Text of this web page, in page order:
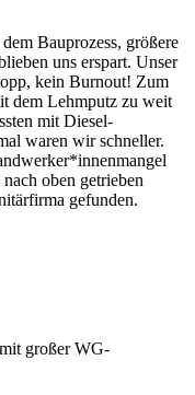
Bauprozess, größere
uns erspart. Unser
kein Burnout! Zum
dem Lehmputz zu weit
mit Diesel-
waren wir schneller.
oben getrieben
gefunden.
großer WG-